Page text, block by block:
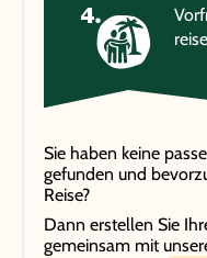
Sie haben keine
gefunden und
Reise?
Dann erstellen Sie
gemeinsam mit